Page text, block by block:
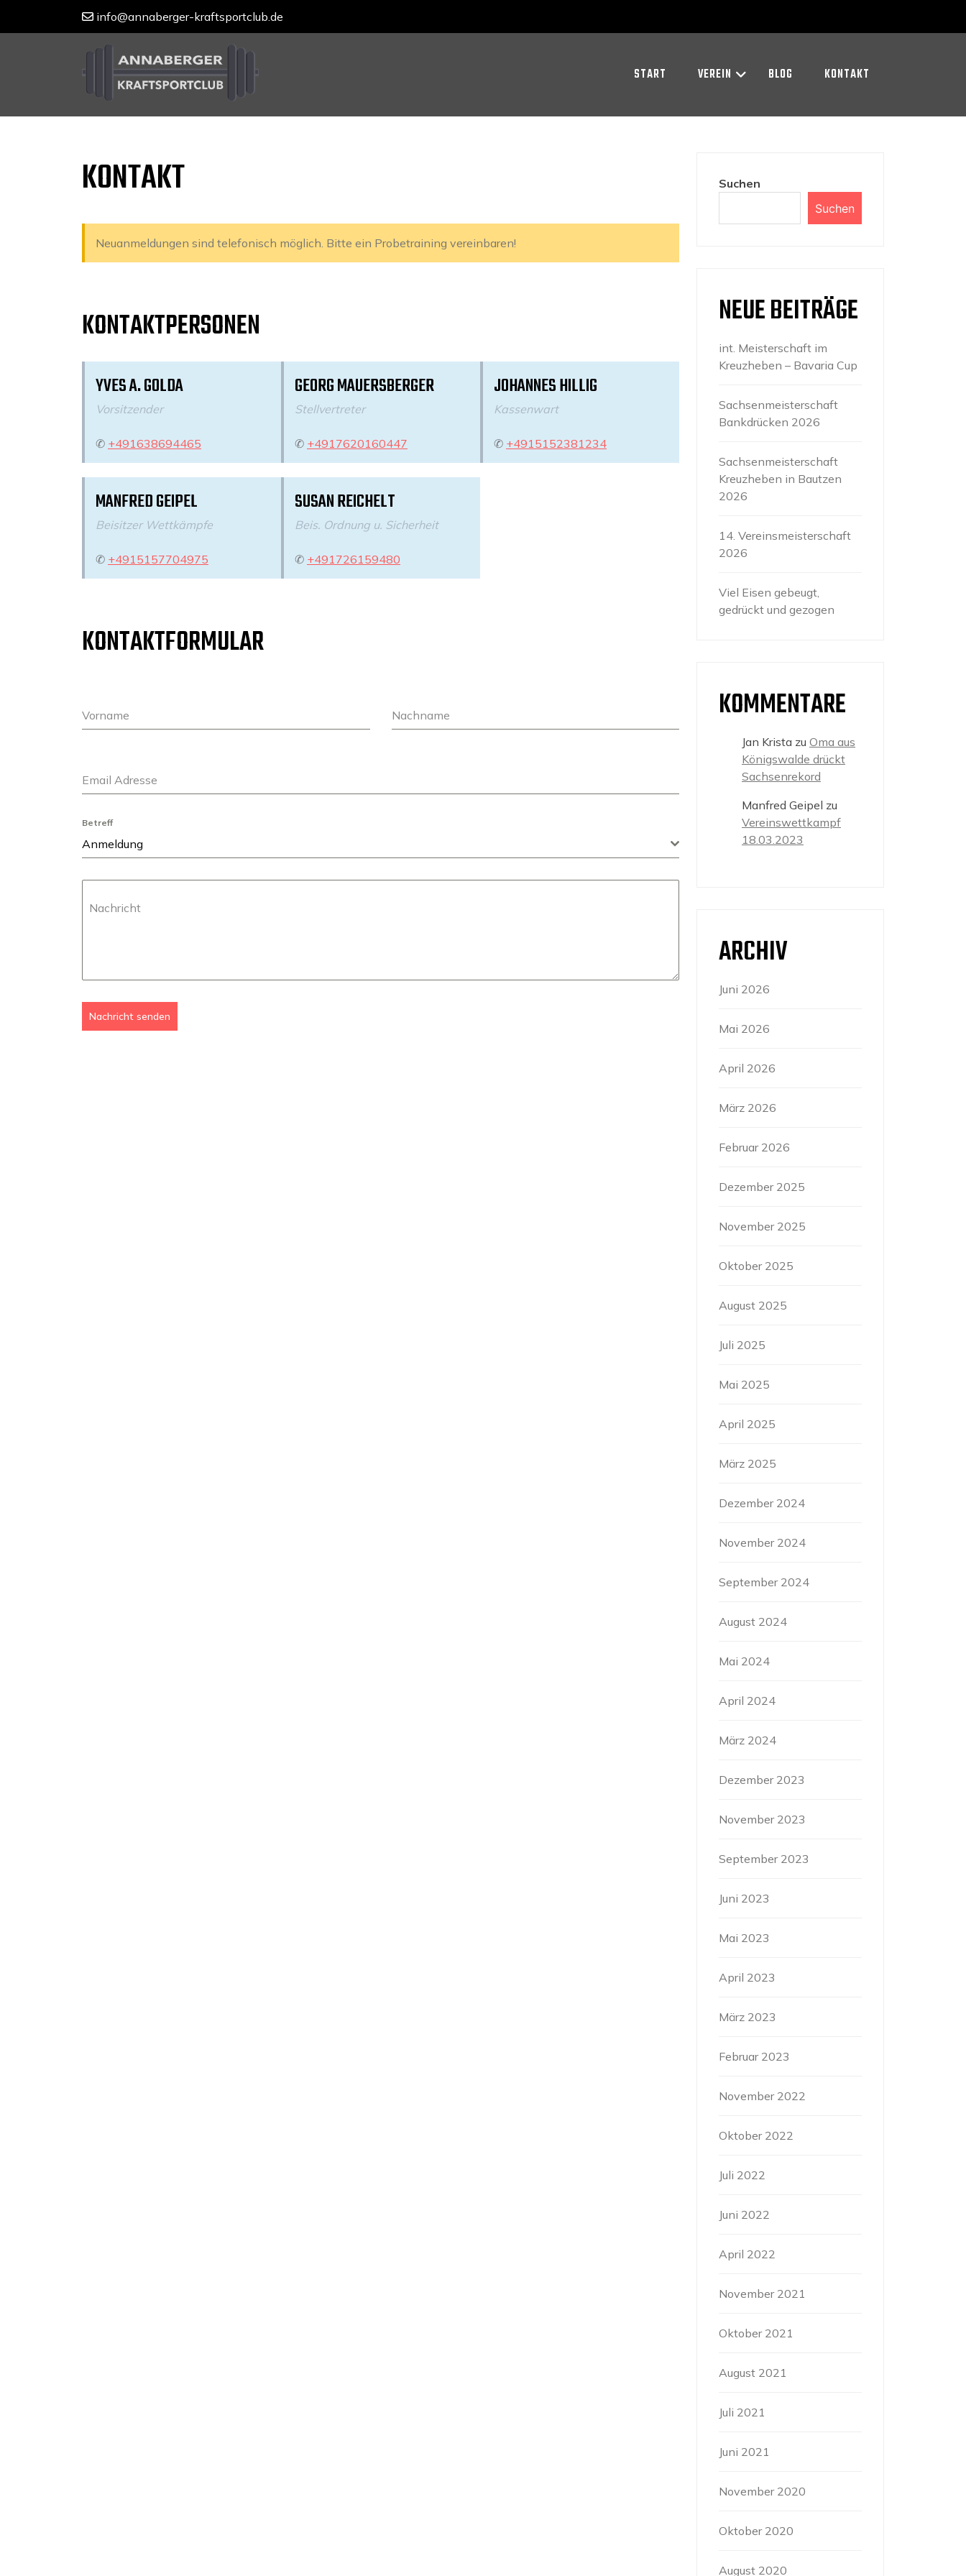
info@annaberger-kraftsportclub.de
START VEREIN BLOG KONTAKT
KONTAKT
Neuanmeldungen sind telefonisch möglich. Bitte ein Probetraining vereinbaren!
KONTAKTPERSONEN
YVES A. GOLDA
Vorsitzender
✆ +491638694465
GEORG MAUERSBERGER
Stellvertreter
✆ +4917620160447
JOHANNES HILLIG
Kassenwart
✆ +4915152381234
MANFRED GEIPEL
Beisitzer Wettkämpfe
✆ +4915157704975
SUSAN REICHELT
Beis. Ordnung u. Sicherheit
✆ +491726159480
KONTAKTFORMULAR
Vorname Nachname
Email Adresse
Betreff
Anmeldung
Nachricht
Nachricht senden
Suchen
Suchen
NEUE BEITRÄGE
int. Meisterschaft im
Kreuzheben – Bavaria Cup
Sachsenmeisterschaft
Bankdrücken 2026
Sachsenmeisterschaft
Kreuzheben in Bautzen
2026
14. Vereinsmeisterschaft
2026
Viel Eisen gebeugt,
gedrückt und gezogen
KOMMENTARE
Jan Krista zu Oma aus
Königswalde drückt
Sachsenrekord
Manfred Geipel zu
Vereinswettkampf
18.03.2023
ARCHIV
Juni 2026
Mai 2026
April 2026
März 2026
Februar 2026
Dezember 2025
November 2025
Oktober 2025
August 2025
Juli 2025
Mai 2025
April 2025
März 2025
Dezember 2024
November 2024
September 2024
August 2024
Mai 2024
April 2024
März 2024
Dezember 2023
November 2023
September 2023
Juni 2023
Mai 2023
April 2023
März 2023
Februar 2023
November 2022
Oktober 2022
Juli 2022
Juni 2022
April 2022
November 2021
Oktober 2021
August 2021
Juli 2021
Juni 2021
November 2020
Oktober 2020
August 2020